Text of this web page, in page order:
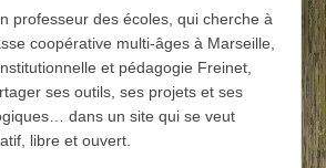
professeur des écoles, qui cherche à
coopérative multi-âges à Marseille,
et pédagogie Freinet,
ses outils, ses projets et ses
dans un site qui se veut
libre et ouvert.